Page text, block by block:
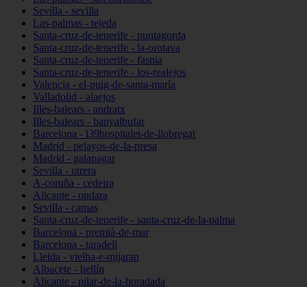
Sevilla - sevilla
Las-palmas - tejeda
Santa-cruz-de-tenerife - puntagorda
Santa-cruz-de-tenerife - la-orotava
Santa-cruz-de-tenerife - fasnia
Santa-cruz-de-tenerife - los-realejos
Valencia - el-puig-de-santa-maría
Valladolid - alaejos
Illes-balears - andratx
Illes-balears - banyalbufar
Barcelona - l39hospitalet-de-llobregat
Madrid - pelayos-de-la-presa
Madrid - galapagar
Sevilla - utrera
A-coruña - cedeira
Alicante - ondara
Sevilla - camas
Santa-cruz-de-tenerife - santa-cruz-de-la-palma
Barcelona - premià-de-mar
Barcelona - taradell
Lleida - vielha-e-mijaran
Albacete - hellín
Alicante - pilar-de-la-horadada